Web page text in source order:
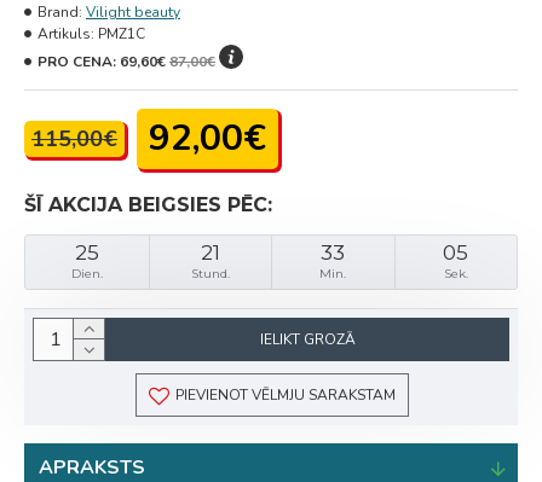
ŠĪ AKCIJA BEIGSIES PĒC:
25
Dien.
21
Stund.
33
Min.
05
Sek.
115,00€ 92,00€
Brand: Vilight beauty
Artikuls: PMZ1C
PRO CENA: 69,60€87,00€
IELIKT GROZĀ
PIEVIENOT VĒLMJU SARAKSTAM
APRAKSTS